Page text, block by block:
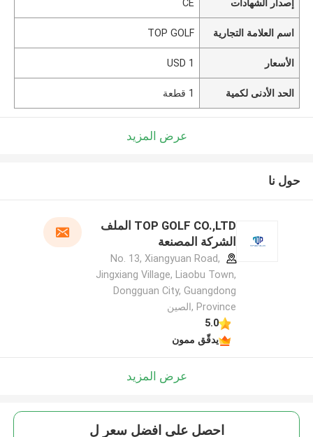
إصدار الشهادات CE
اسم العلامة التجارية TOP GOLF
الأسعار 1 USD
الحد الأدنى لكمية 1 قطعة
عرض المزيد
حول نا
TOP GOLF CO.,LTD الملف
الشركة المصنعة
No. 13, Xiangyuan Road,
Jingxiang Village, Liaobu Town,
Dongguan City, Guangdong
Province ,الصين
5.0
يدقّق ممون
عرض المزيد
احصل على افضل سعر ل